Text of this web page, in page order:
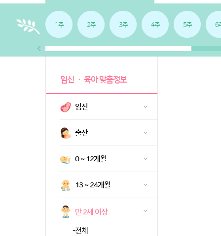
1주 2주 3주 4주 5주 6
임신 · 육아 맞춤정보
임신
출산
0 ~ 12개월
13 ~ 24개월
만 2세 이상
-전체